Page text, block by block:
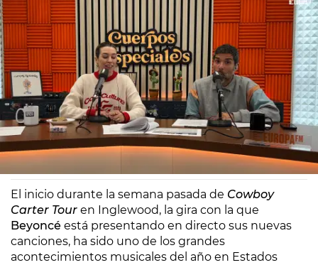
Europa FM
Madrid
El inicio durante la semana pasada de Cowboy
Carter Tour en Inglewood, la gira con la que
Beyoncé está presentando en directo sus nuevas
canciones, ha sido uno de los grandes
acontecimientos musicales del año en Estados